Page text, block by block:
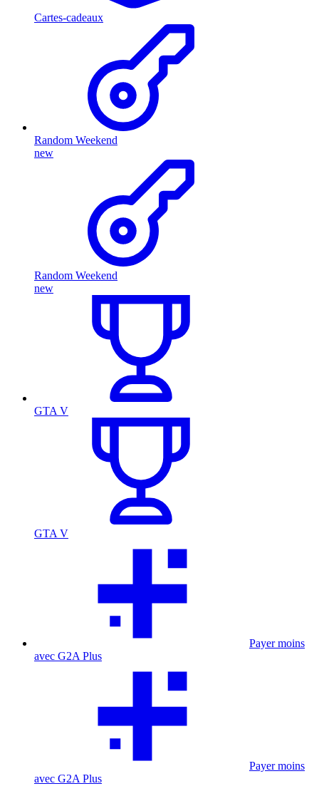
Cartes-cadeaux
Random Weekend
new
Random Weekend
new
GTA V
GTA V
Payer moins
avec G2A Plus
Payer moins
avec G2A Plus